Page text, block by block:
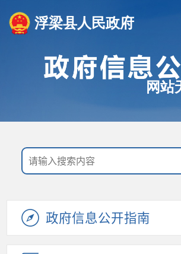
浮梁县人民政府
网站
政府信息公开指南